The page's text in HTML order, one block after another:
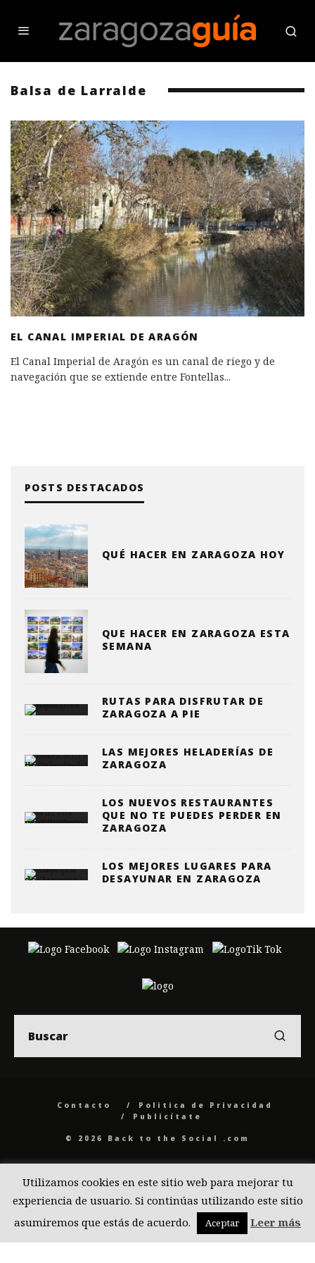
Balsa de Larralde
EL CANAL IMPERIAL DE ARAGÓN
El Canal Imperial de Aragón es un canal de riego y de
navegación que se extiende entre Fontellas...
POSTS DESTACADOS
QUÉ HACER EN ZARAGOZA HOY
QUE HACER EN ZARAGOZA ESTA
SEMANA
RUTAS PARA DISFRUTAR DE
ZARAGOZA A PIE
LAS MEJORES HELADERÍAS DE
ZARAGOZA
LOS NUEVOS RESTAURANTES
QUE NO TE PUEDES PERDER EN
ZARAGOZA
LOS MEJORES LUGARES PARA
DESAYUNAR EN ZARAGOZA
Contacto
Politica de Privacidad
Publicítate
© 2026 Back to the Social .com
Utilizamos cookies en este sitio web para mejorar tu
experiencia de usuario. Si continúas utilizando este sitio
asumiremos que estás de acuerdo.
Aceptar Leer más